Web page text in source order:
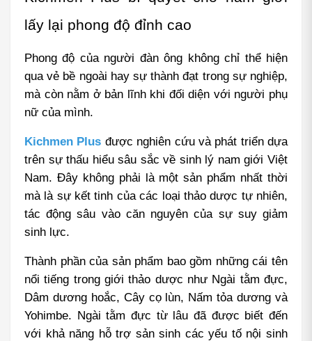
lấy lại phong độ đỉnh cao
Phong độ của người đàn ông không chỉ thể hiện
qua vẻ bề ngoài hay sự thành đạt trong sự nghiệp,
mà còn nằm ở bản lĩnh khi đối diện với người phụ
nữ của mình.
Kichmen Plus được nghiên cứu và phát triển dựa
trên sự thấu hiểu sâu sắc về sinh lý nam giới Việt
Nam. Đây không phải là một sản phẩm nhất thời
mà là sự kết tinh của các loại thảo dược tự nhiên,
tác động sâu vào căn nguyên của sự suy giảm
sinh lực.
Thành phần của sản phẩm bao gồm những cái tên
nổi tiếng trong giới thảo dược như Ngài tằm đực,
Dâm dương hoắc, Cây cọ lùn, Nấm tỏa dương và
Yohimbe. Ngài tằm đực từ lâu đã được biết đến
với khả năng hỗ trợ sản sinh các yếu tố nội sinh